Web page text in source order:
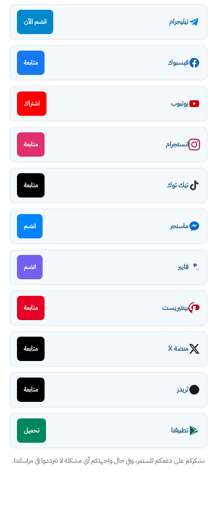
تيليجرام انضم الآن
فيسبوك متابعة
يوتيوب اشتراك
انستجرام متابعة
تيك توك متابعة
ماسنجر انضم
فايبر انضم
بينتيريست متابعة
منصة X متابعة
ثريدز متابعة
تطبيقنا تحميل
نشكركم على دعمكم المستمر، وفي حال واجهتكم أي مشكلة لا تترددوا في مراسلتنا.